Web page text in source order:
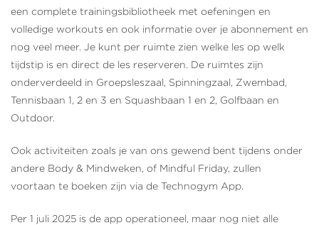
een complete trainingsbibliotheek met oefeningen en
volledige workouts en ook informatie over je abonnement en
nog veel meer. Je kunt per ruimte zien welke les op welk
tijdstip is en direct de les reserveren. De ruimtes zijn
onderverdeeld in Groepsleszaal, Spinningzaal, Zwembad,
Tennisbaan 1, 2 en 3 en Squashbaan 1 en 2, Golfbaan en
Outdoor.
Ook activiteiten zoals je van ons gewend bent tijdens onder
andere Body & Mindweken, of Mindful Friday, zullen
voortaan te boeken zijn via de Technogym App.
Per 1 juli 2025 is de app operationeel, maar nog niet alle